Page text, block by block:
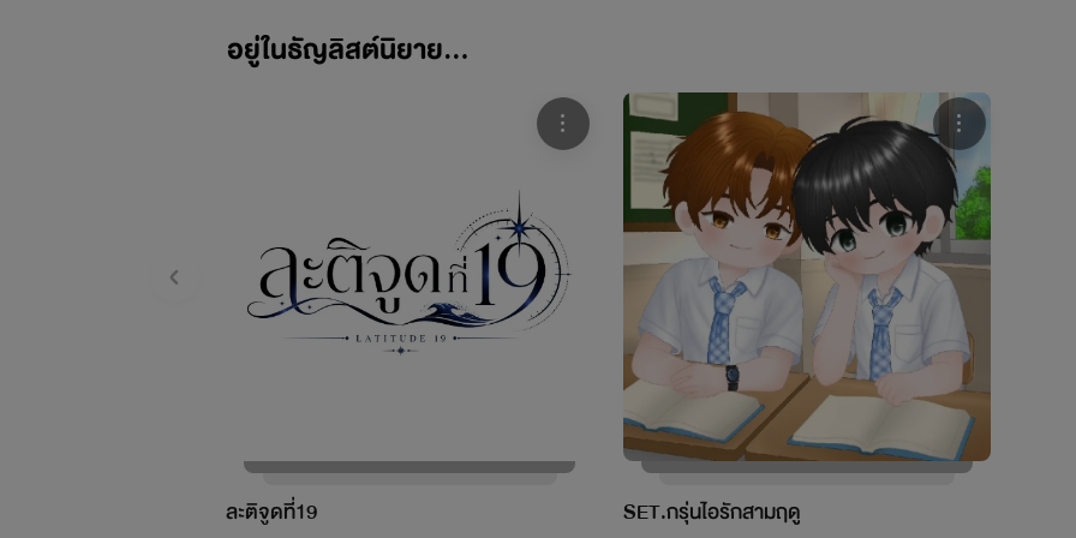
อยู่ในธัญลิสต์นิยาย...
ละติจูดที่19 SET.กรุ่นไอรักสามฤดู